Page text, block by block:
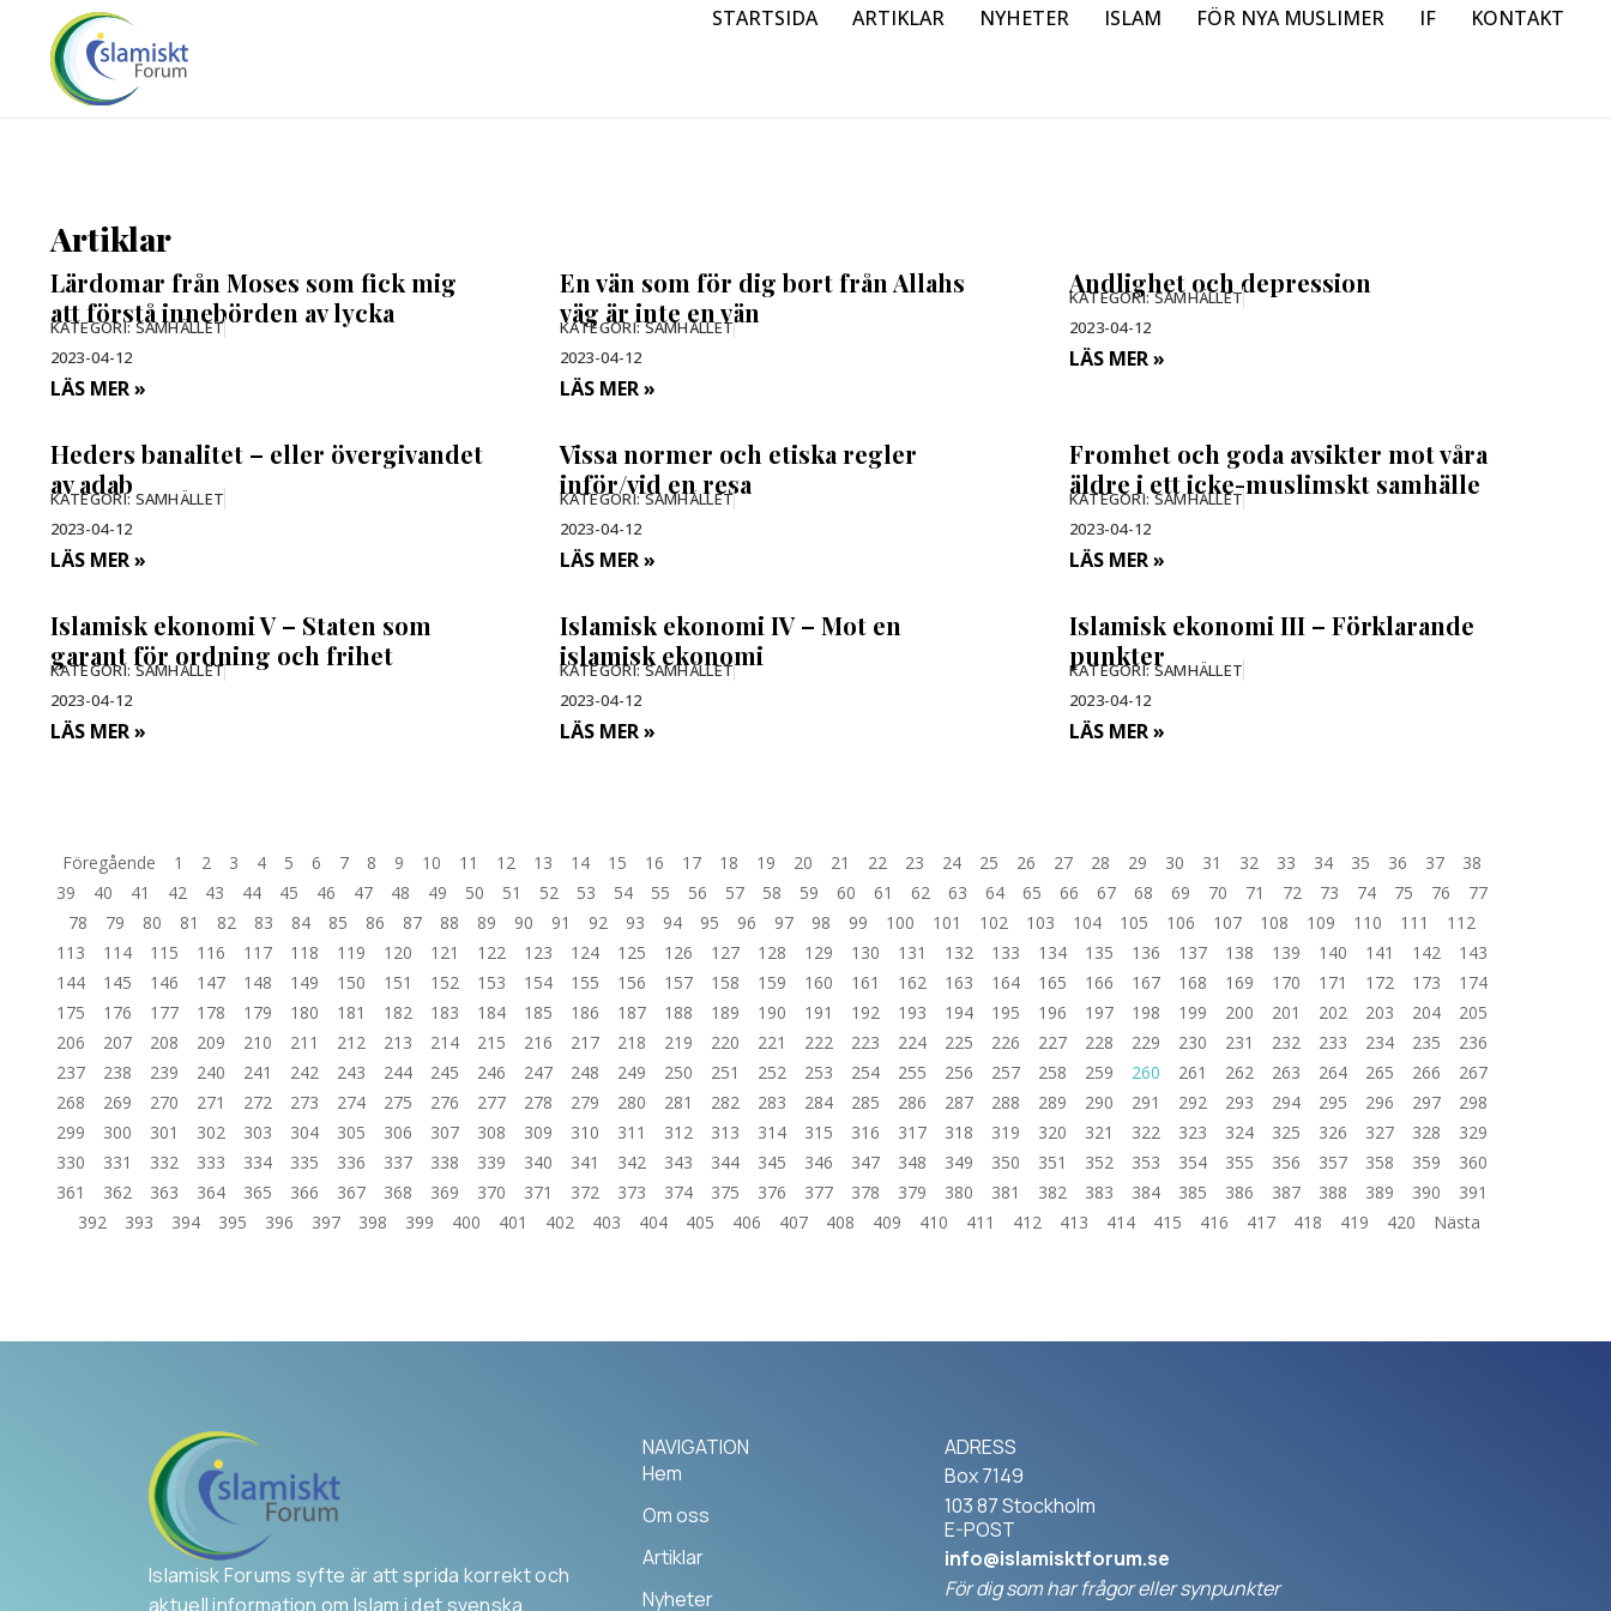
STARTSIDA ARTIKLAR NYHETER ISLAM FÖR NYA MUSLIMER IF KONTAKT
Artiklar
Lärdomar från Moses som fick mig
att förstå innebörden av lycka
KATEGORI: SAMHÄLLET
2023-04-12
LÄS MER »
En vän som för dig bort från Allahs
väg är inte en vän
KATEGORI:SAMHÄLLET
2023-04-12
LÄS MER »
Andlighet och depression
KATEGORI:SAMHÄLLET
2023-04-12
LÄS MER »
Heders banalitet – eller övergivandet
av adab
KATEGORI: SAMHÄLLET
2023-04-12
LÄS MER »
Vissa normer och etiska regler
inför/vid en resa
KATEGORI:SAMHÄLLET
2023-04-12
LÄS MER »
Fromhet och goda avsikter mot våra
äldre i ett icke-muslimskt samhälle
KATEGORI: SAMHÄLLET
2023-04-12
LÄS MER »
Islamisk ekonomi V – Staten som
garant för ordning och frihet
KATEGORI: SAMHÄLLET
2023-04-12
LÄS MER »
Islamisk ekonomi IV – Mot en
islamisk ekonomi
KATEGORI:SAMHÄLLET
2023-04-12
LÄS MER »
Islamisk ekonomi III – Förklarande
punkter
KATEGORI:SAMHÄLLET
2023-04-12
LÄS MER »
Föregående 1 2 3 4 5 6 7 8 9 10 11 12 13 14 15 16 17 18 19 20 21 22 23 24 25 26 27 28 29 30 31 32 33 34 35 36 37
38
39
40 41 42 43 44 45 46 47 48 49 50 51 52 53 54 55 56 57 58 59 60 61 62 63 64 65 66 67 68 69 70 71 72 73 74 75 76
77
78
79 80 81 82 83 84 85 86 87 88 89 90 91 92 93 94 95 96 97 98 99 100 101 102 103 104 105 106 107 108 109 110 111
112
113
114 115 116 117 118 119 120 121 122 123 124 125 126 127 128 129 130 131 132 133 134 135 136 137 138 139 140 141 142
143
144
145 146 147 148 149 150 151 152 153 154 155 156 157 158 159 160 161 162 163 164 165 166 167 168 169 170 171 172 173
174
175
176 177 178 179 180 181 182 183 184 185 186 187 188 189 190 191 192 193 194 195 196 197 198 199 200 201 202 203 204
205
206
207 208 209 210 211 212 213 214 215 216 217 218 219 220 221 222 223 224 225 226 227 228 229 230 231 232 233 234 235
236
237
238 239 240 241 242 243 244 245 246 247 248 249 250 251 252 253 254 255 256 257 258 259 260 261 262 263 264 265 266
267
268
269 270 271 272 273 274 275 276 277 278 279 280 281 282 283 284 285 286 287 288 289 290 291 292 293 294 295 296 297
298
299
300 301 302 303 304 305 306 307 308 309 310 311 312 313 314 315 316 317 318 319 320 321 322 323 324 325 326 327 328
329
330
331 332 333 334 335 336 337 338 339 340 341 342 343 344 345 346 347 348 349 350 351 352 353 354 355 356 357 358 359
360
361
362 363 364 365 366 367 368 369 370 371 372 373 374 375 376 377 378 379 380 381 382 383 384 385 386 387 388 389 390
391
392
393 394 395 396 397 398 399 400 401 402 403 404 405 406 407 408 409 410 411 412 413 414 415 416 417 418 419 420 Nästa
Islamisk Forums syfte är att sprida korrekt och
aktuell information om Islam i det svenska
NAVIGATION
Hem
Om oss
Artiklar
Nyheter
ADRESS
Box 7149
103 87 Stockholm
E-POST
info@islamisktforum.se
För dig som har frågor eller synpunkter